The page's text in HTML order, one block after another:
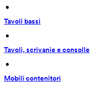
•
Tavoli bassi
•
Tavoli, scrivanie e consolle
•
Mobili contenitori